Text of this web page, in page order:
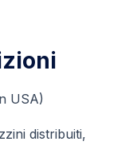
USA)
distribuiti,